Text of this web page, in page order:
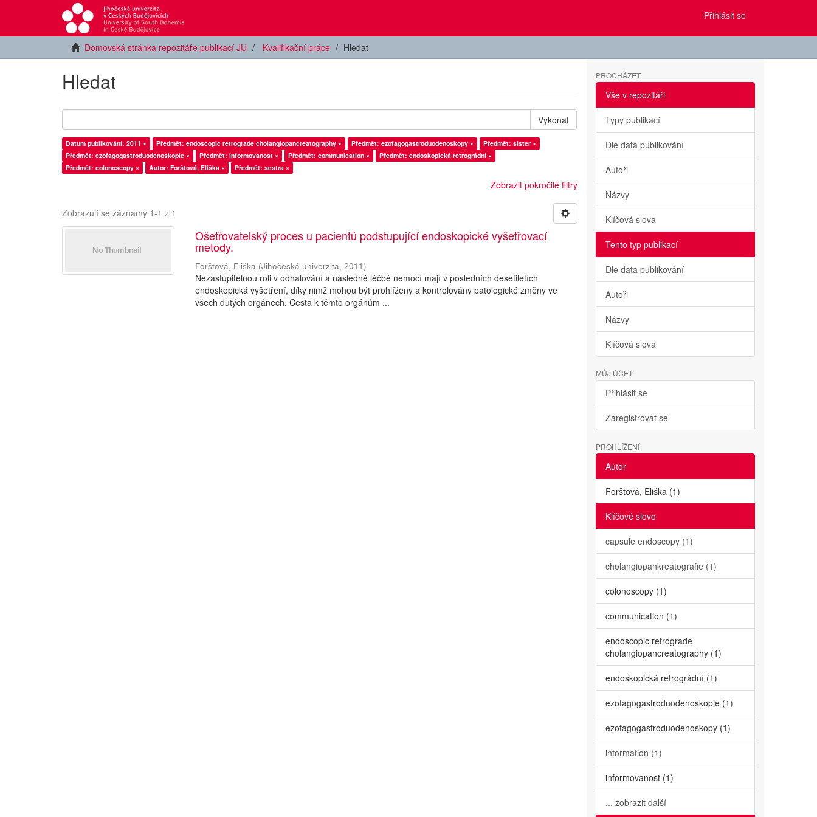
Přihlásit se
Domovská stránka repozitáře publikací JU Kvalifikační práce Hledat
Hledat
Vykonat
Datum publikování: 2011 × Předmět: endoscopic retrograde cholangiopancreatography × Předmět: ezofagogastroduodenoskopy ×
Předmět: sister ×
Předmět: ezofagogastroduodenoskopie ×
Předmět: informovanost × Předmět: communication ×
Předmět: endoskopická retrográdní ×
Předmět: colonoscopy ×
Autor: Forštová, Eliška × Předmět: sestra ×
Zobrazit pokročilé filtry
Zobrazují se záznamy 1-1 z 1
Ošetřovatelský proces u pacientů podstupující endoskopické vyšetřovací
metody.
Forštová, Eliška (Jihočeská univerzita,2011)
Nezastupitelnou roli v odhalování a následné léčbě nemocí mají v posledních desetiletích
endoskopická vyšetření, díky nimž mohou být prohlíženy a kontrolovány patologické změny ve
všech dutých orgánech. Cesta k těmto orgánům ...
PROCHÁZET
Vše v repozitáři
Typy publikací
Dle data publikování
Autoři
Názvy
Klíčová slova
Tento typ publikací
Dle data publikování
Autoři
Názvy
Klíčová slova
MŮJ ÚČET
Přihlásit se
Zaregistrovat se
PROHLÍŽENÍ
Autor
Forštová, Eliška (1)
Klíčové slovo
capsule endoscopy (1)
cholangiopankreatografie (1)
colonoscopy (1)
communication (1)
endoscopic retrograde
cholangiopancreatography (1)
endoskopická retrográdní (1)
ezofagogastroduodenoskopie (1)
ezofagogastroduodenoskopy (1)
information (1)
informovanost (1)
... zobrazit další